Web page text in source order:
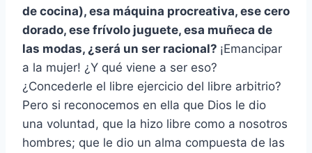
de cocina), esa máquina procreativa, ese cero
dorado, ese frívolo juguete, esa muñeca de
las modas, ¿será un ser racional? ¡Emancipar
a la mujer! ¿Y qué viene a ser eso?
¿Concederle el libre ejercicio del libre arbitrio?
Pero si reconocemos en ella que Dios le dio
una voluntad, que la hizo libre como a nosotros
hombres; que le dio un alma compuesta de las